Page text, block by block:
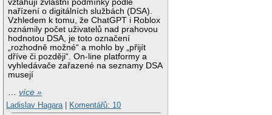
vztahují zvláštní podmínky podle
nařízení o digitálních službách (DSA).
Vzhledem k tomu, že ChatGPT i Roblox
oznámily počet uživatelů nad prahovou
hodnotou DSA, je toto označení
„rozhodně možné“ a mohlo by „přijít
dříve či později“. On-line platformy a
vyhledávače zařazené na seznamy DSA
musejí
…více »
Ladislav Hagara| Komentářů: 10